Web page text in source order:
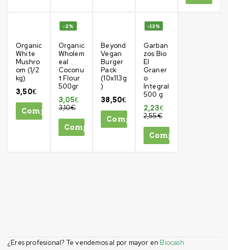
Organic
White
Mushro
om (1/2
kg)
3,50€
Comprar
-2%
Organic
Wholem
eal
Coconu
t Flour
500gr
3,10€
3,05€
Comprar
Beyond
Vegan
Burger
Pack
(10x113g
)
38,50€
Comprar
-13%
Garban
zos Bio
El
Graner
o
Integral
500 g
2,55€
2,23€
Comprar
¿Eres profesional? Te vendemos al por mayor en Biocash